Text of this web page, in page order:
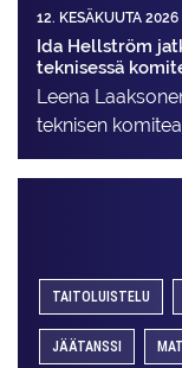
12. KESÄKUUTA 2026
Ida Hellström
teknisessä
Leena
teknisen
TAITOLUISTELU
JÄÄTANSSI